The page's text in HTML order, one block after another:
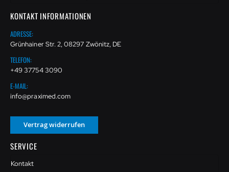
KONTAKT INFORMATIONEN
ADRESSE:
Grünhainer Str. 2, 08297 Zwönitz, DE
TELEFON:
+49 37754 3090
E-MAIL:
info@praximed.com
Vertrag widerrufen
SERVICE
Kontakt